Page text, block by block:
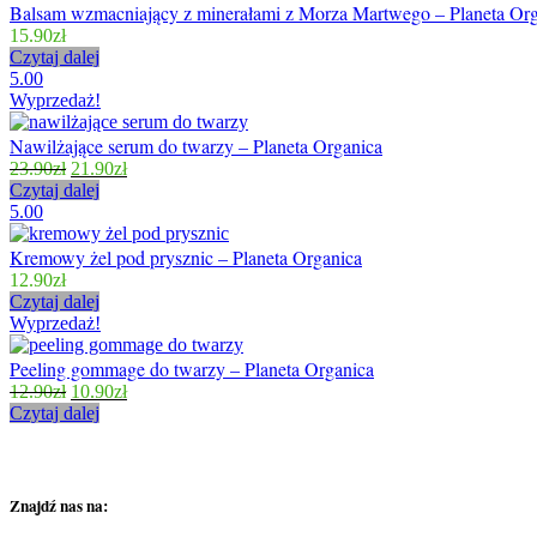
Balsam wzmacniający z minerałami z Morza Martwego – Planeta
15.90zł
Czytaj dalej
5.00
Wyprzedaż!
Nawilżające serum do twarzy – Planeta Organica
23.90zł 21.90zł
Czytaj dalej
5.00
Kremowy żel pod prysznic – Planeta Organica
12.90zł
Czytaj dalej
Wyprzedaż!
Peeling gommage do twarzy – Planeta Organica
12.90zł 10.90zł
Czytaj dalej
Znajdź nas na: